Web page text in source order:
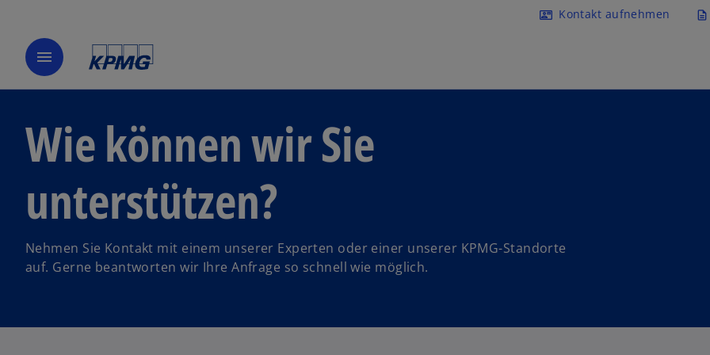
Navigation überspringen
contact_mail Kontakt aufnehmen description
menu
Wie können wir Sie
unterstützen?
Nehmen Sie Kontakt mit einem unserer Experten oder einer unserer KPMG-Standorte
auf. Gerne beantworten wir Ihre Anfrage so schnell wie möglich.